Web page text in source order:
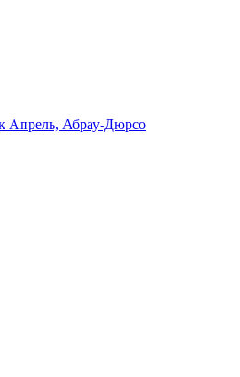
Апрель, Абрау-Дюрсо